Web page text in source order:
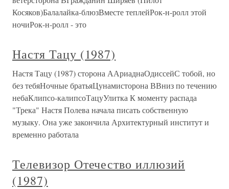
Косяков)Балалайка-блюзВместе теплейРок-н-ролл этой
ночиРок-н-ролл - это
Настя Тацу (1987)
Настя Тацу (1987) сторона ААриаднаОдиссейС тобой, но
без тебяНочные братьяЦунамисторона ВВниз по течению
небаКлипсо-калипсоТацуУлитка К моменту распада
"Трека" Настя Полева начала писать собственную
музыку. Она уже закончила Архитектурный институт и
временно работала
Телевизор Отечество иллюзий
(1987)